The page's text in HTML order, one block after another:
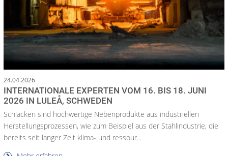
24.04.2026
INTERNATIONALE EXPERTEN VOM 16. BIS 18. JUNI
2026 IN LULEÅ, SCHWEDEN
Schlacken sind hochwertige Nebenprodukte aus industriellen
Herstellungsprozessen, wie zum Beispiel aus der Stahlindustrie, die
bereits seit langer Zeit klima- und ressour...